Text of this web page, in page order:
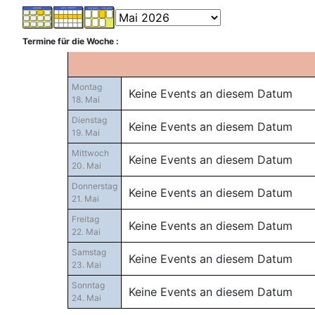
Termine für die Woche :
Montag
18. Mai
Keine Events an diesem Datum
Dienstag
19. Mai
Keine Events an diesem Datum
Mittwoch
20. Mai
Keine Events an diesem Datum
Donnerstag
21. Mai
Keine Events an diesem Datum
Freitag
22. Mai
Keine Events an diesem Datum
Samstag
23. Mai
Keine Events an diesem Datum
Sonntag
24. Mai
Keine Events an diesem Datum